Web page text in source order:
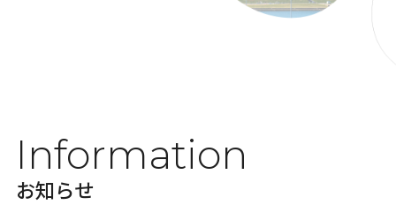
Information
お知らせ